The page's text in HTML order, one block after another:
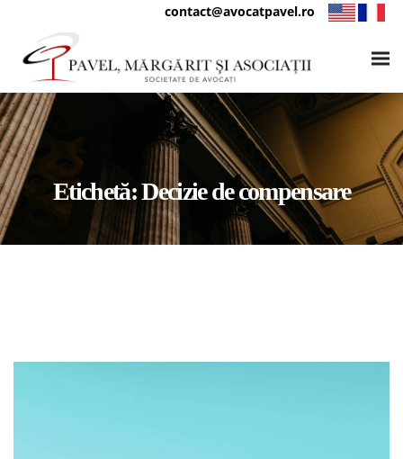
contact@avocatpavel.ro
Etichetă:Decizie de compensare